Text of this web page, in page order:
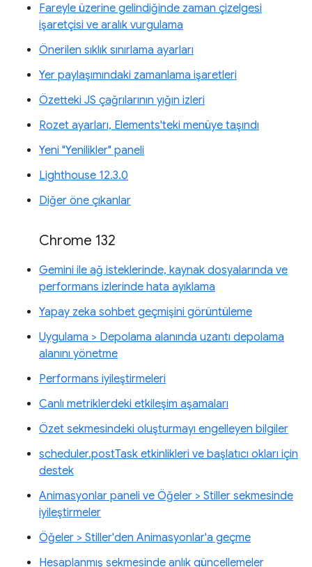
Fareyle üzerine gelindiğinde zaman çizelgesi
işaretçisi ve aralık vurgulama
Önerilen sıklık sınırlama ayarları
Yer paylaşımındaki zamanlama işaretleri
Özetteki JS çağrılarının yığın izleri
Rozet ayarları, Elements'teki menüye taşındı
Yeni "Yenilikler" paneli
Lighthouse 12.3.0
Diğer öne çıkanlar
Chrome 132
Gemini ile ağ isteklerinde, kaynak dosyalarında ve
performans izlerinde hata ayıklama
Yapay zeka sohbet geçmişini görüntüleme
Uygulama > Depolama alanında uzantı depolama
alanını yönetme
Performans iyileştirmeleri
Canlı metriklerdeki etkileşim aşamaları
Özet sekmesindeki oluşturmayı engelleyen bilgiler
scheduler.postTask etkinlikleri ve başlatıcı okları için
destek
Animasyonlar paneli ve Öğeler > Stiller sekmesinde
iyileştirmeler
Öğeler > Stiller'den Animasyonlar'a geçme
Hesaplanmış sekmesinde anlık güncellemeler